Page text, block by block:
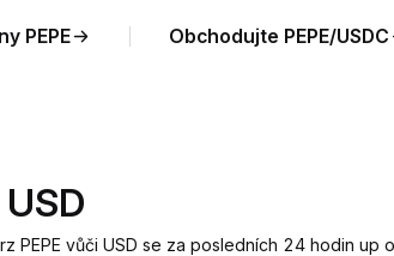
PEPE Obchodujte PEPE/USDC
PEPE vůči USD se za posledních 24 hodin